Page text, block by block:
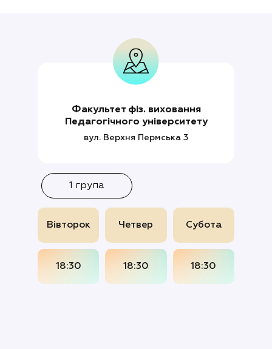
Факультет фіз. виховання
Педагогічного університету
вул. Верхня Пермська 3
1 група
Вівторок Четвер Субота
18:30 18:30 18:30